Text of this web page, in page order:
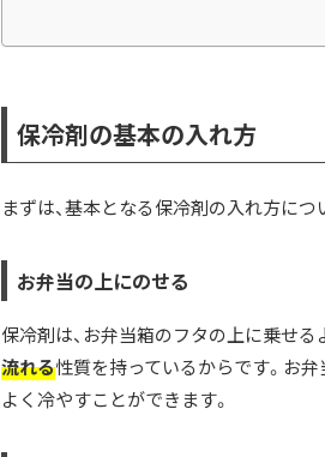
保冷剤の基本の入れ方
まずは、基本となる保冷剤の入れ方につ
お弁当の上にのせる
保冷剤は、お弁当箱のフタの上に乗せる
流れる性質を持っているからです。お
よく冷やすことができます。